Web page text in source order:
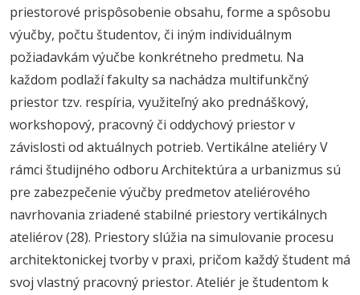
priestorové prispôsobenie obsahu, forme a spôsobu
výučby, počtu študentov, či iným individuálnym
požiadavkám výučbe konkrétneho predmetu. Na
každom podlaží fakulty sa nachádza multifunkčný
priestor tzv. respíria, využiteľný ako prednáškový,
workshopový, pracovný či oddychový priestor v
závislosti od aktuálnych potrieb. Vertikálne ateliéry V
rámci študijného odboru Architektúra a urbanizmus sú
pre zabezpečenie výučby predmetov ateliérového
navrhovania zriadené stabilné priestory vertikálnych
ateliérov (28). Priestory slúžia na simulovanie procesu
architektonickej tvorby v praxi, pričom každý študent má
svoj vlastný pracovný priestor. Ateliér je študentom k